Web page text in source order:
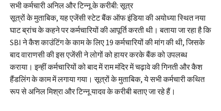
सभी कर्मचारी अनिल और टिन्नू के करीबी: सूत्र
सूत्रों के मुताबिक, यह एजेंसी स्टेट बैंक ऑफ इंडिया की अयोध्या स्थित नया
घाट ब्रांच के कहने पर कर्मचारियों की आपूर्ति करती थी। बताया जा रहा है कि
SBI ने कैश काउंटिंग के काम के लिए 19 कर्मचारियों की मांग की थी, जिसके
बाद वाराणसी की इस एजेंसी ने लोगों को हायर करके बैंक को उपलब्ध
कराया। इन्हीं कर्मचारियों को बाद में राम मंदिर में चढ़ावे की गिनती और कैश
हैंडलिंग के काम में लगाया गया। सूत्रों के मुताबिक, ये सभी कर्मचारी कथित
रूप से अनिल मिश्रा और टिन्नू यादव के करीबी बताए जा रहे हैं।